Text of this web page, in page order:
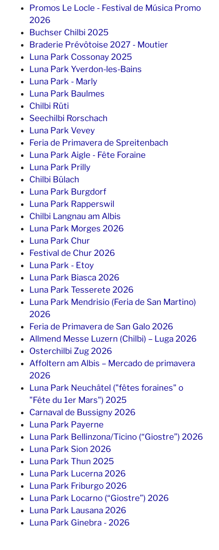
Promos Le Locle - Festival de Música Promo
2026
Buchser Chilbi 2025
Braderie Prévôtoise 2027 - Moutier
Luna Park Cossonay 2025
Luna Park Yverdon-les-Bains
Luna Park - Marly
Luna Park Baulmes
Chilbi Rüti
Seechilbi Rorschach
Luna Park Vevey
Feria de Primavera de Spreitenbach
Luna Park Aigle - Fête Foraine
Luna Park Prilly
Chilbi Bülach
Luna Park Burgdorf
Luna Park Rapperswil
Chilbi Langnau am Albis
Luna Park Morges 2026
Luna Park Chur
Festival de Chur 2026
Luna Park - Etoy
Luna Park Biasca 2026
Luna Park Tesserete 2026
Luna Park Mendrisio (Feria de San Martino)
2026
Feria de Primavera de San Galo 2026
Allmend Messe Luzern (Chilbi) – Luga 2026
Osterchilbi Zug 2026
Affoltern am Albis – Mercado de primavera
2026
Luna Park Neuchâtel ("fêtes foraines" o
"Fête du 1er Mars") 2025
Carnaval de Bussigny 2026
Luna Park Payerne
Luna Park Bellinzona/Ticino (“Giostre”) 2026
Luna Park Sion 2026
Luna Park Thun 2025
Luna Park Lucerna 2026
Luna Park Friburgo 2026
Luna Park Locarno (“Giostre”) 2026
Luna Park Lausana 2026
Luna Park Ginebra - 2026